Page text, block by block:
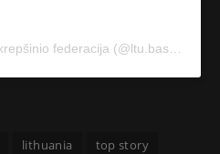
A post shared by Lietuvos krepšinio federacija (@ltu.basketball)
lithuania top story